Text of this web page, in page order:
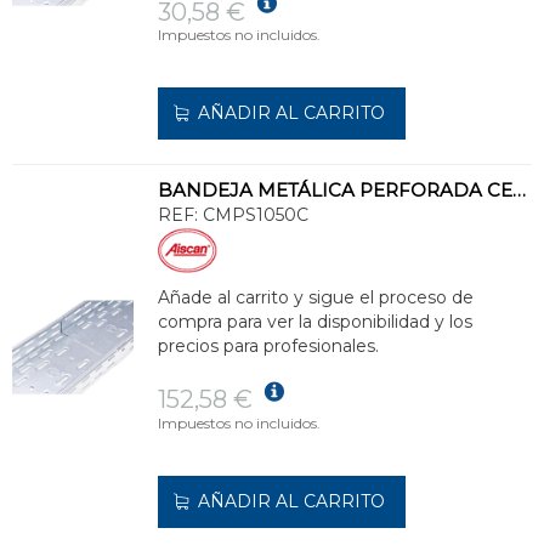
30,58 €
Impuestos no incluidos.
AÑADIR AL CARRITO
BANDEJA METÁLICA PERFORADA CERTIFICADA 100x500 GALVANIZADO SENZIMIR
REF: CMPS1050C
Añade al carrito y sigue el proceso de
compra para ver la disponibilidad y los
precios para profesionales.
152,58 €
Impuestos no incluidos.
AÑADIR AL CARRITO